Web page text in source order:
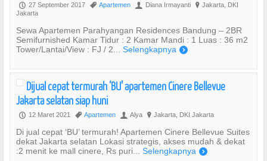
P 27 September 2017 , Apartemen U Diana Irmayanti ? Jakarta, DKI
Jakarta
Sewa Apartemen Parahyangan Residences Bandung – 2BR
Semifurnished Kamar Tidur : 2 Kamar Mandi : 1 Luas : 36 m2
Tower/Lantai/View : FJ / 2... Selengkapnya )
Dijual cepat termurah ‘BU’ apartemen Cinere Bellevue
Jakarta selatan siap huni
P 12 Maret 2021 , Apartemen U Alya ? Jakarta, DKI Jakarta
Di jual cepat ‘BU’ termurah! Apartemen Cinere Bellevue Suites
dekat Jakarta selatan Lokasi strategis, akses mudah & dekat
:2 menit ke mall cinere, Rs puri... Selengkapnya )